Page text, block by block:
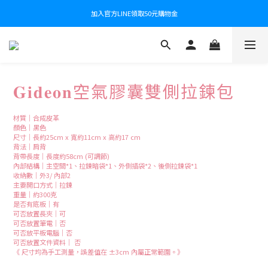
加入官方LINE領取50元購物金
𝐆𝐢𝐝𝐞𝐨𝐧空氣膠囊雙側拉鍊包
材質｜合成皮革
顏色｜黑色
尺寸｜長約25cm x 寬約11cm x 高約17 cm
背法｜肩背
背帶長度｜長度約58cm (可調節)
內部結構｜主空間*1、拉鍊暗袋*1、外側插袋*2、後側拉鍊袋*1
收納數｜外3/ 內部2
主要開口方式｜拉鍊
重量｜約300克
是否有底板｜有
可否放置長夾｜可
可否放置筆電｜否
可否放平板電腦｜否
可否放置文件資料｜ 否
《 尺寸均為手工測量，誤差值在 ±3cm 內屬正常範圍。》